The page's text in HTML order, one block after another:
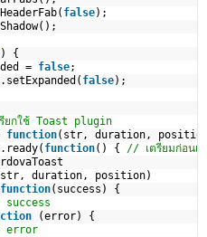
false);
{
= false;
false);
ยกใช้ Toast plugin
function(str, duration,
function() { // เตรียมก่อนเ
duration, position)
function(success) {
(error) {
error